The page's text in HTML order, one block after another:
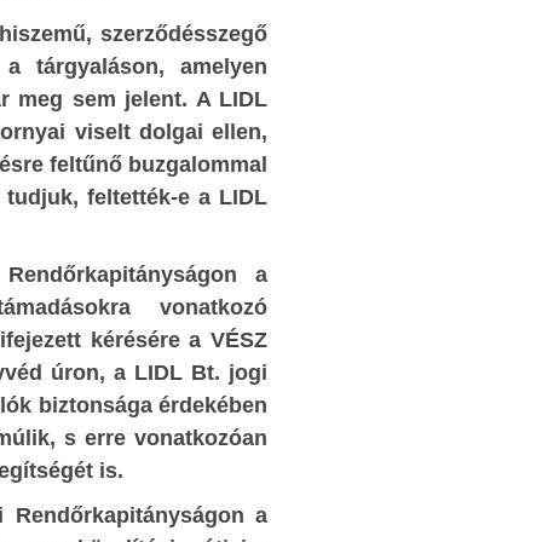
hogy a
volt
párt
volt,
Azok a
biztos
Ez még
a
előre
éppen a
meg a
akarják bírni, hogy forduljon szembe az
hatalomba emelő társadalom elemi érdekeivel,
más, külső, idegen érdekeket szolgáljon.
határzár jogi és fizikai feloldása, és
energiaárak meghatározásának minden
kontroll nélküli átadása ezt jelentené.
demokratikus jogállamban a közhatalom
személye és szervezete illegitimmé válik, aki
amely szembefordul az őt jogalkotói
végrehajtói hatalomba emelő társadalommal.
A helyzet másik abszurditása, hogy
Strasbourg és Brüsszel testületei a
szolidaritás elvére hivatkozva követelik.
morálisan legmagasabb rendű
szerződésszegő
tárgyaláson, amelyen
meg sem jelent. A LIDL
viselt dolgai ellen,
feltűnő buzgalommal
tudjuk, feltették-e a LIDL
a
vonatkozó
kérésére a VÉSZ
úron, a LIDL Bt. jogi
biztonsága érdekében
s erre vonatkozóan
is.
Rendőrkapitányságon a